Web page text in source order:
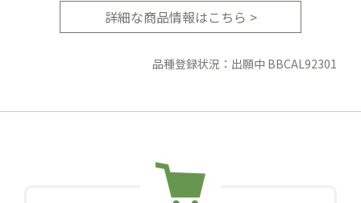
詳細な商品情報はこちら >
品種登録状況：出願中 BBCAL92301